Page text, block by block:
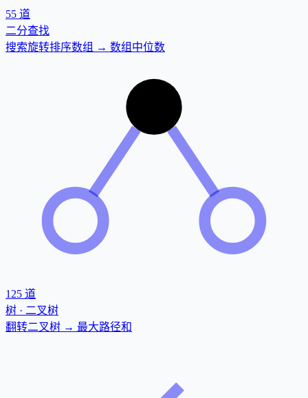
55 道
二分查找
搜索旋转排序数组 → 数组中位数
125 道
树 · 二叉树
翻转二叉树 → 最大路径和